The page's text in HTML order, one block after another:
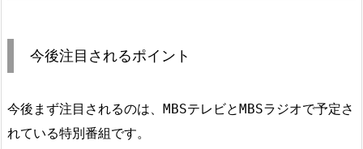
今後注目されるポイント
今後まず注目されるのは、MBSテレビとMBSラジオで予定さ
れている特別番組です。